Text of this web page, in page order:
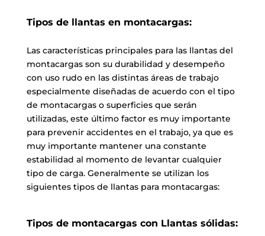
Tipos de llantas en montacargas:
Las características principales para las llantas del
montacargas son su durabilidad y desempeño
con uso rudo en las distintas áreas de trabajo
especialmente diseñadas de acuerdo con el tipo
de montacargas o superficies que serán
utilizadas, este último factor es muy importante
para prevenir accidentes en el trabajo, ya que es
muy importante mantener una constante
estabilidad al momento de levantar cualquier
tipo de carga. Generalmente se utilizan los
siguientes tipos de llantas para montacargas:
Tipos de montacargas con Llantas sólidas: